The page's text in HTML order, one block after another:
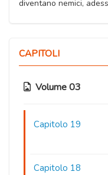
diventano nemici,
CAPITOLI
Volume 03
Capitolo 19
Capitolo 18